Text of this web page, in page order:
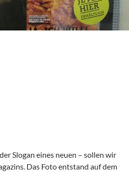
Slogan eines neuen – sollen wir
Das Foto entstand auf dem